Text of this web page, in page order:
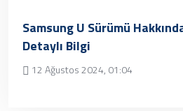
Samsung U Sürümü
Detaylı Bilgi
12 Ağustos 2024, 01:04